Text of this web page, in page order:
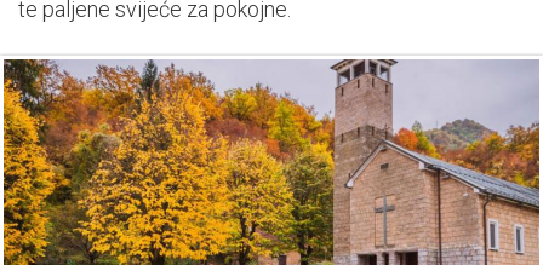
te paljene svijeće za pokojne.